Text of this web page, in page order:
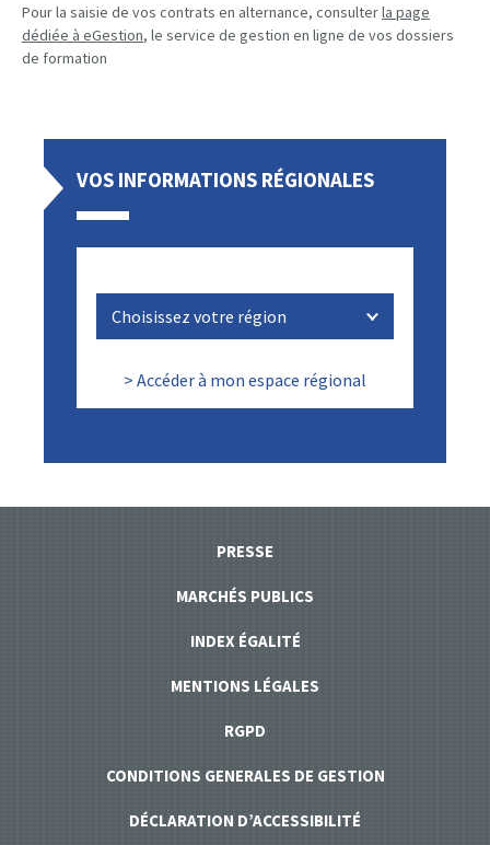
Pour la saisie de vos contrats en alternance, consulterla page
dédiée à eGestion, le service de gestion en ligne de vos dossiers
de formation
VOS INFORMATIONS RÉGIONALES
> Accéder à mon espace régional
PRESSE
MARCHÉS PUBLICS
INDEX ÉGALITÉ
MENTIONS LÉGALES
RGPD
CONDITIONS GENERALES DE GESTION
DÉCLARATION D’ACCESSIBILITÉ